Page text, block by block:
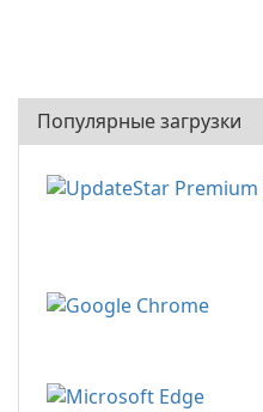
Популярные загрузки